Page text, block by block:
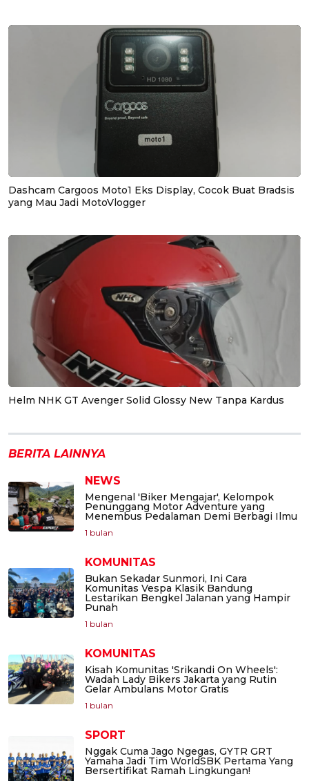
Dashcam Cargoos Moto1 Eks Display, Cocok Buat Bradsis
yang Mau Jadi MotoVlogger
Helm NHK GT Avenger Solid Glossy New Tanpa Kardus
BERITA LAINNYA
NEWS
Mengenal 'Biker Mengajar', Kelompok
Penunggang Motor Adventure yang
Menembus Pedalaman Demi Berbagi Ilmu
1 bulan
KOMUNITAS
Bukan Sekadar Sunmori, Ini Cara
Komunitas Vespa Klasik Bandung
Lestarikan Bengkel Jalanan yang Hampir
Punah
1 bulan
KOMUNITAS
Kisah Komunitas 'Srikandi On Wheels':
Wadah Lady Bikers Jakarta yang Rutin
Gelar Ambulans Motor Gratis
1 bulan
SPORT
Nggak Cuma Jago Ngegas, GYTR GRT
Yamaha Jadi Tim WorldSBK Pertama Yang
Bersertifikat Ramah Lingkungan!